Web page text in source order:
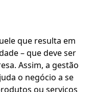
que resulta em
– que deve ser
Assim, a gestão
o negócio a se
ou serviços